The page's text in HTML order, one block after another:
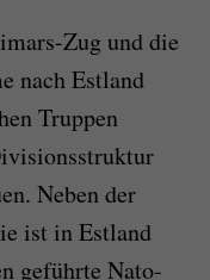
Zug und die
nach Estland
Truppen
Neben der
ist in Estland
geführte Nato-